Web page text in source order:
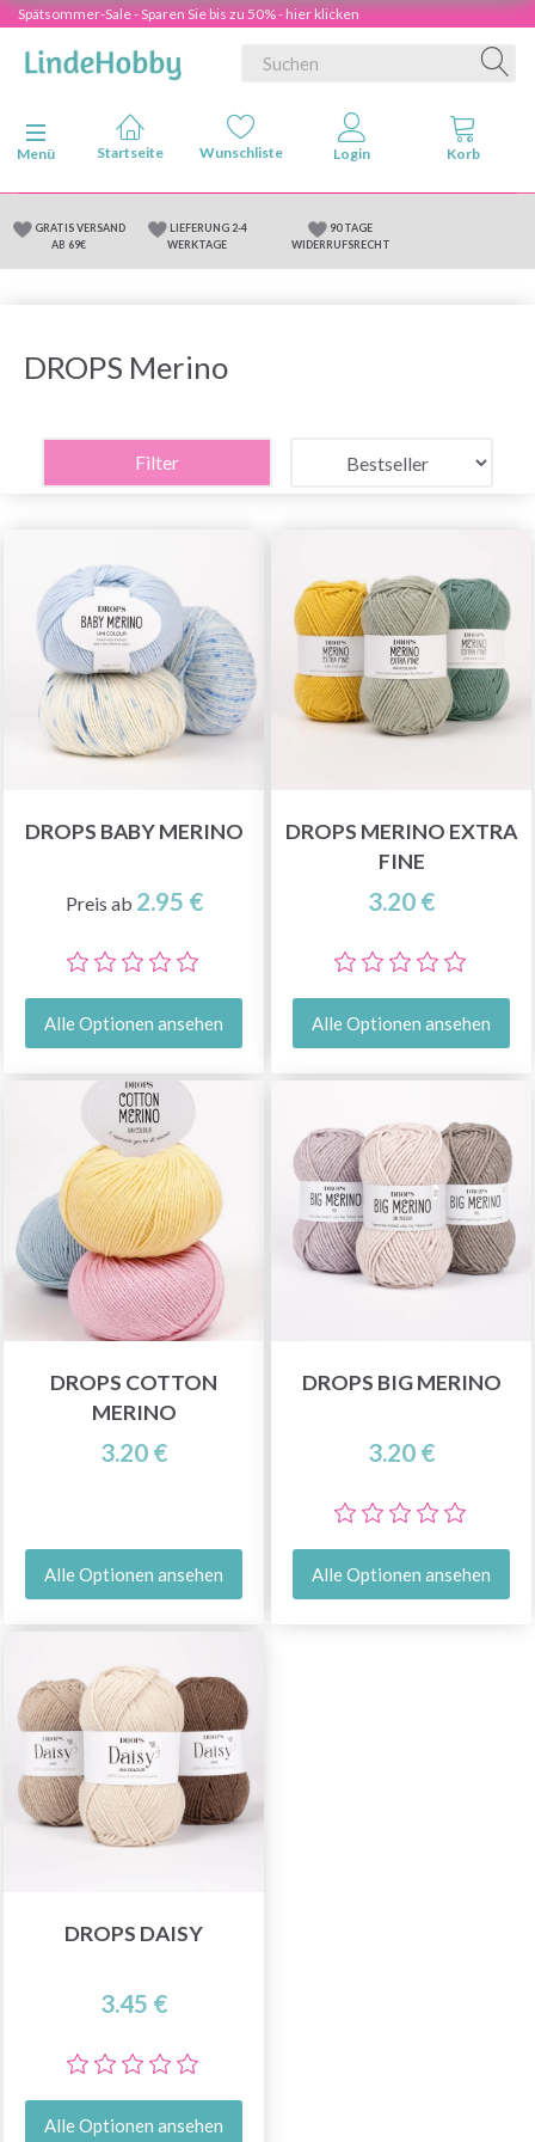
Spätsommer-Sale - Sparen Sie bis zu 50% - hier klicken
Anzeige ändern
Menü
GRATIS VERSAND
AB 69€
LIEFERUNG 2-4
WERKTAGE
90 TAGE
WIDERRUFSRECHT
DROPS Merino
Filter
DROPS BABY MERINO
Preis ab 2.95 €
Alle Optionen ansehen
DROPS MERINO EXTRA
FINE
3.20 €
Alle Optionen ansehen
DROPS COTTON
MERINO
3.20 €
Alle Optionen ansehen
DROPS BIG MERINO
3.20 €
Alle Optionen ansehen
DROPS DAISY
3.45 €
Alle Optionen ansehen